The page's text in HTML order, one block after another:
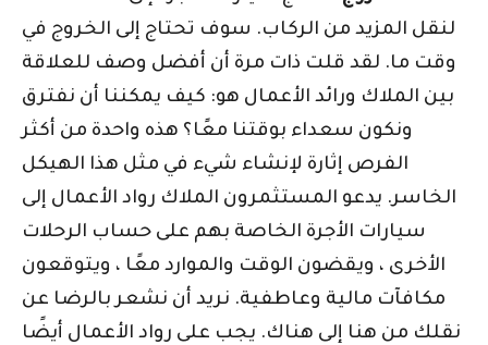
لنقل المزيد من الركاب. سوف تحتاج إلى الخروج في
وقت ما. لقد قلت ذات مرة أن أفضل وصف للعلاقة
بين الملاك ورائد الأعمال هو: كيف يمكننا أن نفترق
ونكون سعداء بوقتنا معًا؟ هذه واحدة من أكثر
الفرص إثارة لإنشاء شيء في مثل هذا الهيكل
الخاسر. يدعو المستثمرون الملاك رواد الأعمال إلى
سيارات الأجرة الخاصة بهم على حساب الرحلات
الأخرى ، ويقضون الوقت والموارد معًا ، ويتوقعون
مكافآت مالية وعاطفية. نريد أن نشعر بالرضا عن
نقلك من هنا إلى هناك. يجب على رواد الأعمال أيضًا